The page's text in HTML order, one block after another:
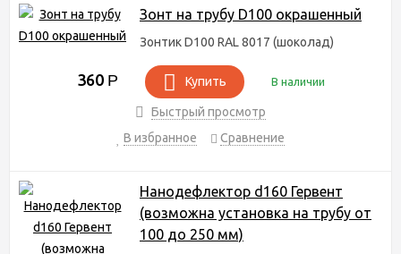
Зонт на трубу D100 окрашенный
Зонтик D100 RAL 8017 (шоколад)
360 Р Купить В наличии
Быстрый просмотр
В избранное
Сравнение
Нанодефлектор d160 Гервент
(возможна установка на трубу от
100 до 250 мм)